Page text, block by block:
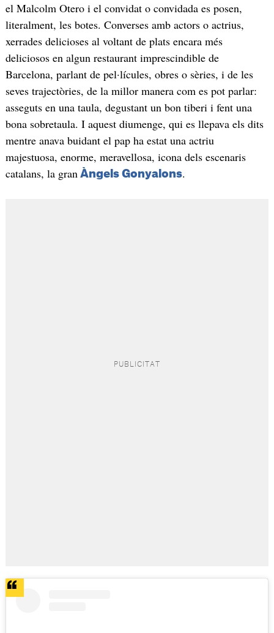
el Malcolm Otero i el convidat o convidada es posen,
literalment, les botes. Converses amb actors o actrius,
xerrades delicioses al voltant de plats encara més
deliciosos en algun restaurant imprescindible de
Barcelona, parlant de pel·lícules, obres o sèries, i de les
seves trajectòries, de la millor manera com es pot parlar:
asseguts en una taula, degustant un bon tiberi i fent una
bona sobretaula. I aquest diumenge, qui es llepava els dits
mentre anava buidant el pap ha estat una actriu
majestuosa, enorme, meravellosa, icona dels escenaris
catalans, la gran Àngels Gonyalons.